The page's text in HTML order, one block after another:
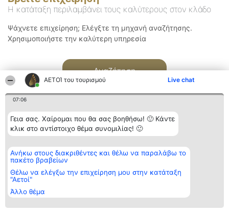
ΑΕΤΟΊ του τουρισμού Live chat
07:06
Γεια σας. Χαίρομαι που θα σας βοηθήσω! 🙂 Κάντε
κλικ στο αντίστοιχο θέμα συνομιλίας! 🙂
Ανήκω στους διακριθέντες και θέλω να παραλάβω το
πακέτο βραβείων
Θέλω να ελέγξω την επιχείρηση μου στην κατάταξη
"Αετοί"
Άλλο θέμα
Η κατάταξη περιλαμβάνει τους καλύτερους στον κλάδο
Ψάχνετε επιχείρηση; Ελέγξτε τη μηχανή αναζήτησης.
Χρησιμοποιήστε την καλύτερη υπηρεσία
Αναζήτηση
Διοργανωτής της
κατάταξης
BEAUTIFUL COMPANY
ΤΗΛ. ΕΠΙΚΟΙΝΩΝΙΑΣ:
2104128019
email:
aetoi@beautifulcompany.co
Κατάταξη
Διακριθέντες
των
διακριθέντων
προϋποθέσεις
Επικοινωνία
Επικοινωνία